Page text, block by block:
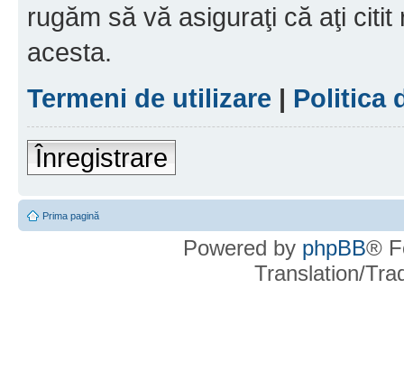
rugăm să vă asiguraţi că aţi
acesta.
Termeni de utilizare | Politica
Înregistrare
Prima pagină
Powered by phpBB®
Translation/